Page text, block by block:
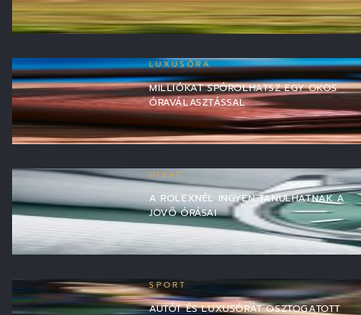
LUXUSÓRA
MILLIÓKAT SPÓROLHATSZ EGY OKOS
ÓRAVÁLASZTÁSSAL
DIVAT
A ROLEXNÉL INGYEN TANULHATNAK A
JÖVŐ ÓRÁSAI
SPORT
AUTÓT ÉS LUXUSÓRÁT OSZTOGATOTT